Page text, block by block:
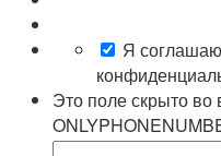
Я
Это поле скрыто